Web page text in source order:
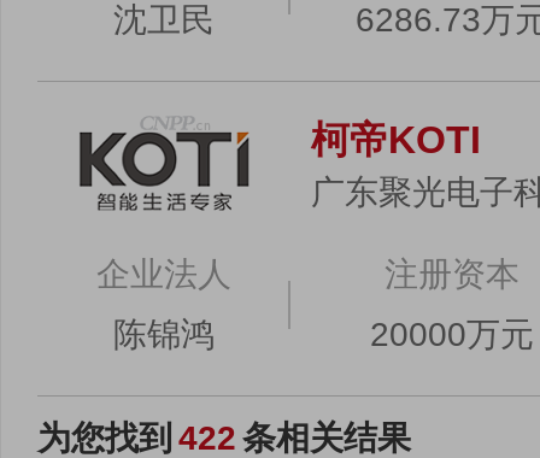
沈卫民
6286.73万
柯帝KOTI
广东聚光电子
企业法人
陈锦鸿
注册资本
20000万元
为您找到 422条相关结果